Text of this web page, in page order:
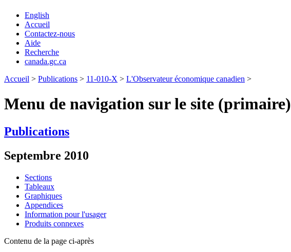
English
Accueil
Contactez-nous
Aide
Recherche
canada.gc.ca
Accueil > Publications > 11-010-X > L'Observateur économique canadien >
Menu de navigation sur le site (primaire)
Publications
Septembre 2010
Sections
Tableaux
Graphiques
Appendices
Information pour l'usager
Produits connexes
Contenu de la page ci-après